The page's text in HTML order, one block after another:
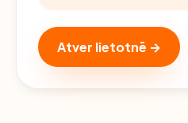
Atver lietotnē →